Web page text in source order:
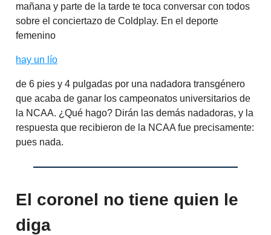
mañana y parte de la tarde te toca conversar con todos
sobre el conciertazo de Coldplay. En el deporte
femenino
hay un lío
de 6 pies y 4 pulgadas por una nadadora transgénero
que acaba de ganar los campeonatos universitarios de
la NCAA. ¿Qué hago? Dirán las demás nadadoras, y la
respuesta que recibieron de la NCAA fue precisamente:
pues nada.
El coronel no tiene quien le
diga